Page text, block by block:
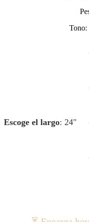
Tono:
Escoge el largo: 24"